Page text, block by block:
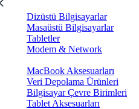
Dizüstü Bilgisayarlar
Masaüstü Bilgisayarlar
Tabletler
Modem & Network
MacBook Aksesuarları
Veri Depolama Ürünleri
Bilgisayar Çevre Birimleri
Tablet Aksesuarları